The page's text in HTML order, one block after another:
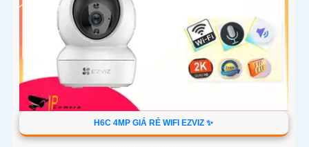
H6C 4MP GIÁ RẺ WIFI EZVIZ ✨